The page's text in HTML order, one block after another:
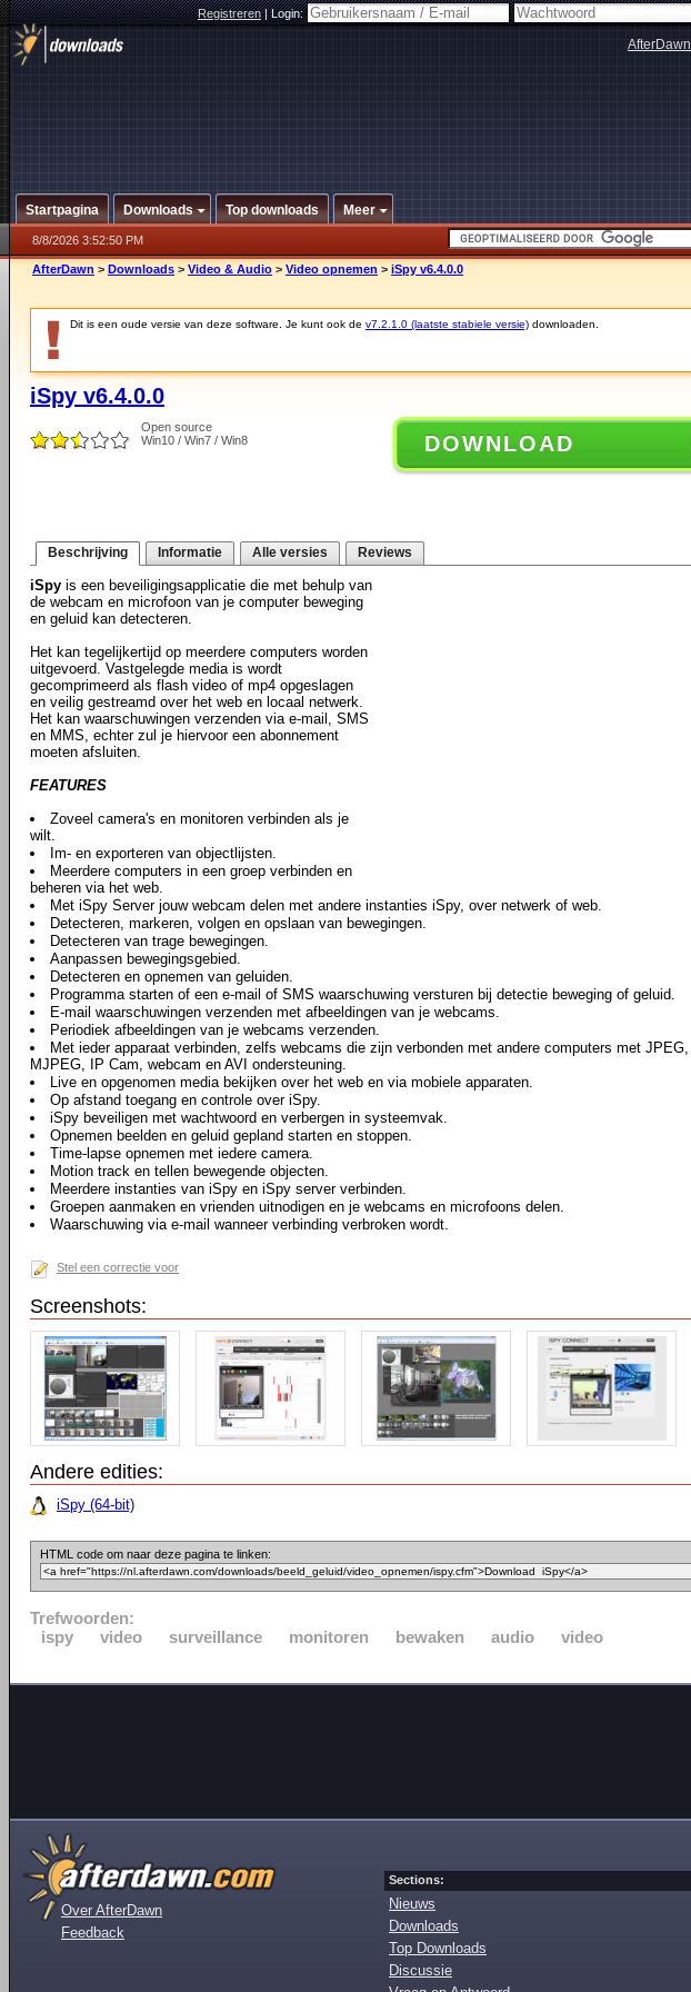
Registreren|Login:
AfterDawn
Startpagina Downloads Top downloads Meer
8/8/2026 3:52:50 PM
AfterDawn > Downloads > Video & Audio > Video opnemen > iSpy v6.4.0.0
Dit is een oude versie van deze software. Je kunt ook de v7.2.1.0 (laatste stabiele versie) downloaden.
iSpy v6.4.0.0
Open source
Win10 / Win7 / Win8
DOWNLOAD
Beschrijving Informatie Alle versies Reviews
iSpy is een beveiligingsapplicatie die met behulp van
de webcam en microfoon van je computer beweging
en geluid kan detecteren.
Het kan tegelijkertijd op meerdere computers worden
uitgevoerd. Vastgelegde media is wordt
gecomprimeerd als flash video of mp4 opgeslagen
en veilig gestreamd over het web en locaal netwerk.
Het kan waarschuwingen verzenden via e-mail, SMS
en MMS, echter zul je hiervoor een abonnement
moeten afsluiten.
FEATURES
Zoveel camera's en monitoren verbinden als je
wilt.
Im- en exporteren van objectlijsten.
Meerdere computers in een groep verbinden en
beheren via het web.
Met iSpy Server jouw webcam delen met andere instanties iSpy, over netwerk of web.
Detecteren, markeren, volgen en opslaan van bewegingen.
Detecteren van trage bewegingen.
Aanpassen bewegingsgebied.
Detecteren en opnemen van geluiden.
Programma starten of een e-mail of SMS waarschuwing versturen bij detectie beweging of geluid.
E-mail waarschuwingen verzenden met afbeeldingen van je webcams.
Periodiek afbeeldingen van je webcams verzenden.
Met ieder apparaat verbinden, zelfs webcams die zijn verbonden met andere computers met JPEG,
MJPEG, IP Cam, webcam en AVI ondersteuning.
Live en opgenomen media bekijken over het web en via mobiele apparaten.
Op afstand toegang en controle over iSpy.
iSpy beveiligen met wachtwoord en verbergen in systeemvak.
Opnemen beelden en geluid gepland starten en stoppen.
Time-lapse opnemen met iedere camera.
Motion track en tellen bewegende objecten.
Meerdere instanties van iSpy en iSpy server verbinden.
Groepen aanmaken en vrienden uitnodigen en je webcams en microfoons delen.
Waarschuwing via e-mail wanneer verbinding verbroken wordt.
Stel een correctie voor
Screenshots:
Andere edities:
iSpy (64-bit)
HTML code om naar deze pagina te linken:
Trefwoorden:
ispy
video surveillance monitoren bewaken audio video
Over AfterDawn
Feedback
Sections:
Nieuws
Downloads
Top Downloads
Discussie